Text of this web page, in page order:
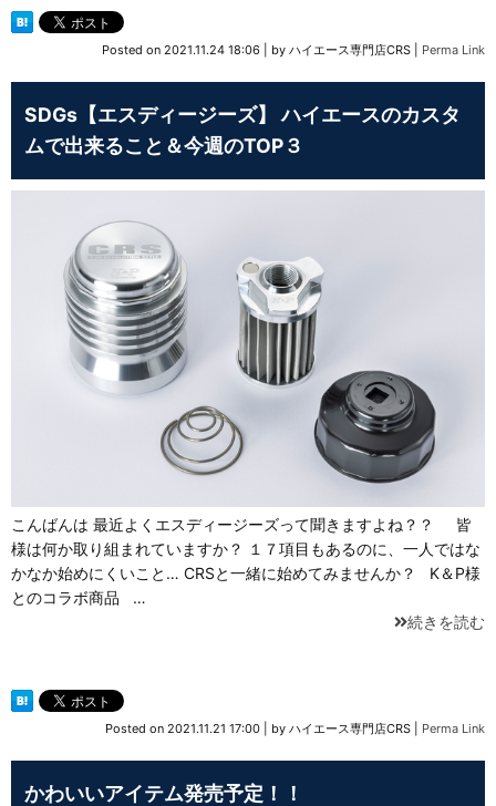
Posted on 2021.11.24 18:06 by ハイエース専門店CRS Perma Link
SDGs【エスディージーズ】 ハイエースのカスタ
ムで出来ること＆今週のTOP３
こんばんは 最近よくエスディージーズって聞きますよね？？ 皆
様は何か取り組まれていますか？ １７項目もあるのに、一人ではな
かなか始めにくいこと… CRSと一緒に始めてみませんか？ K＆P様
とのコラボ商品 …
続きを読む
Posted on 2021.11.21 17:00 by ハイエース専門店CRS Perma Link
かわいいアイテム発売予定！！